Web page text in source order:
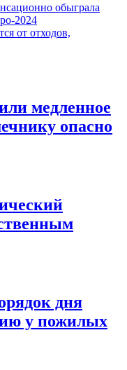
обыграла
2024
от отходов,
медленное
опасно
дня
у пожилых